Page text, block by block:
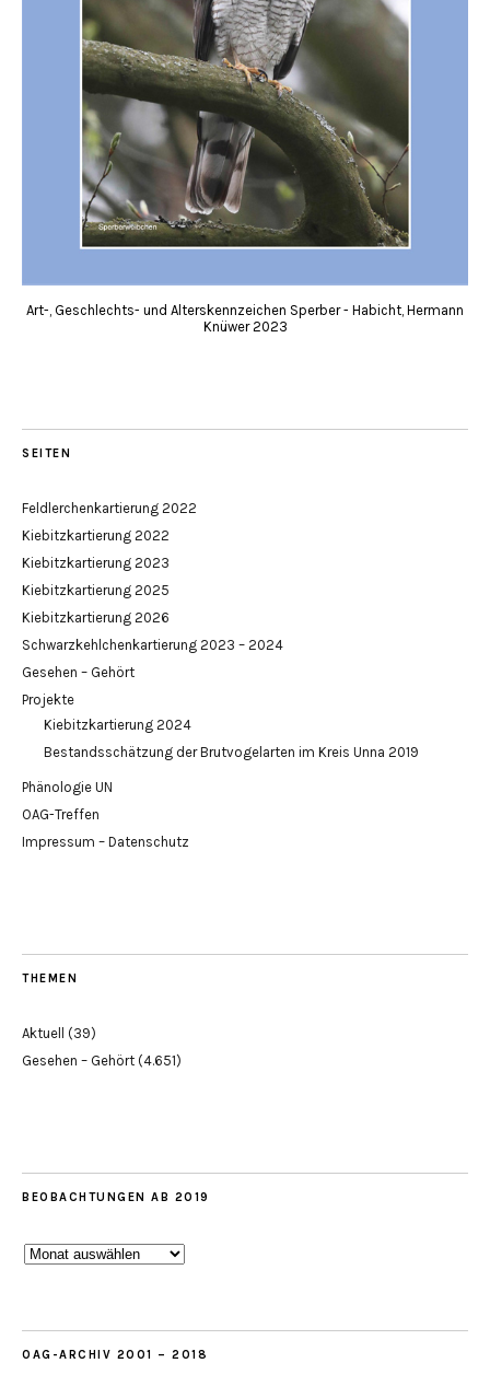
Art-, Geschlechts- und Alterskennzeichen Sperber - Habicht, Hermann
Knüwer 2023
SEITEN
Feldlerchenkartierung 2022
Kiebitzkartierung 2022
Kiebitzkartierung 2023
Kiebitzkartierung 2025
Kiebitzkartierung 2026
Schwarzkehlchenkartierung 2023 – 2024
Gesehen – Gehört
Projekte
Kiebitzkartierung 2024
Bestandsschätzung der Brutvogelarten im Kreis Unna 2019
Phänologie UN
OAG-Treffen
Impressum – Datenschutz
THEMEN
Aktuell (39)
Gesehen – Gehört (4.651)
BEOBACHTUNGEN AB 2019
Beobachtungen
OAG-ARCHIV 2001 – 2018